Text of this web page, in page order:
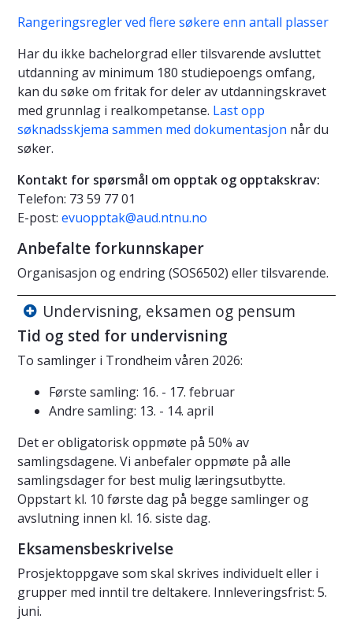
Rangeringsregler ved flere søkere enn antall plasser
Har du ikke bachelorgrad eller tilsvarende avsluttet
utdanning av minimum 180 studiepoengs omfang,
kan du søke om fritak for deler av utdanningskravet
med grunnlag i realkompetanse. Last opp
søknadsskjema sammen med dokumentasjon når du
søker.
Kontakt for spørsmål om opptak og opptakskrav:
Telefon: 73 59 77 01
E-post: evuopptak@aud.ntnu.no
Anbefalte forkunnskaper
Organisasjon og endring (SOS6502) eller tilsvarende.
Undervisning, eksamen og pensum
Tid og sted for undervisning
To samlinger i Trondheim våren 2026:
Første samling: 16. - 17. februar
Andre samling: 13. - 14. april
Det er obligatorisk oppmøte på 50% av
samlingsdagene. Vi anbefaler oppmøte på alle
samlingsdager for best mulig læringsutbytte.
Oppstart kl. 10 første dag på begge samlinger og
avslutning innen kl. 16. siste dag.
Eksamensbeskrivelse
Prosjektoppgave som skal skrives individuelt eller i
grupper med inntil tre deltakere. Innleveringsfrist: 5.
juni.